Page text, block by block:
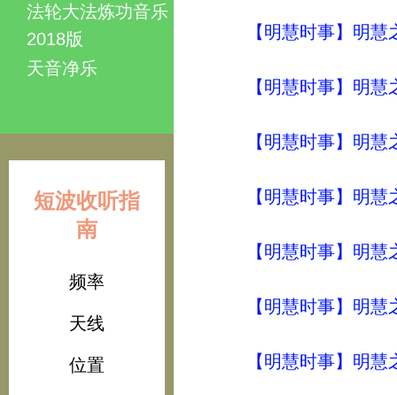
法轮大法炼功音乐
2018版
天音净乐
短波收听指
南
频率
天线
位置
【明慧时事】明
【明慧时事】明
【明慧时事】明
【明慧时事】明
【明慧时事】明
【明慧时事】明
【明慧时事】明